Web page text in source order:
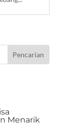
Menarik